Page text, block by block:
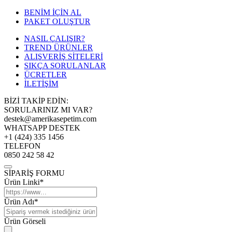
BENİM İÇİN AL
PAKET OLUŞTUR
NASIL ÇALIŞIR?
TREND ÜRÜNLER
ALIŞVERİŞ SİTELERİ
SIKÇA SORULANLAR
ÜCRETLER
İLETİŞİM
BİZİ TAKİP EDİN:
SORULARINIZ MI VAR?
destek@amerikasepetim.com
WHATSAPP DESTEK
+1 (424) 335 1456
TELEFON
0850 242 58 42
SİPARİŞ FORMU
Ürün Linki*
Ürün Adı*
Ürün Görseli